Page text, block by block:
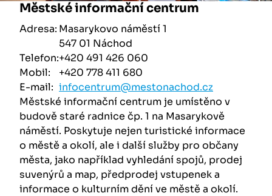
Městské informační centrum
Adresa: Masarykovo náměstí 1
547 01 Náchod
Telefon:+420 491 426 060
Mobil:
+420 778 411 680
E-mail: infocentrum@mestonachod.cz
Městské informační centrum je umístěno v
budově staré radnice čp. 1 na Masarykově
náměstí. Poskytuje nejen turistické informace
o městě a okolí, ale i další služby pro občany
města, jako například vyhledání spojů, prodej
suvenýrů a map, předprodej vstupenek a
informace o kulturním dění ve městě a okolí.